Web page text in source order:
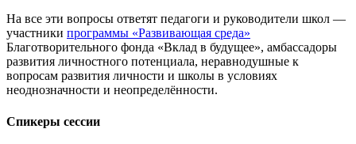
На все эти вопросы ответят педагоги и руководители школ —
участники программы «Развивающая среда»
Благотворительного фонда «Вклад в будущее», амбассадоры
развития личностного потенциала, неравнодушные к
вопросам развития личности и школы в условиях
неоднозначности и неопределённости.
Спикеры сессии